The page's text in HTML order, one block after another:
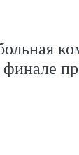
финале